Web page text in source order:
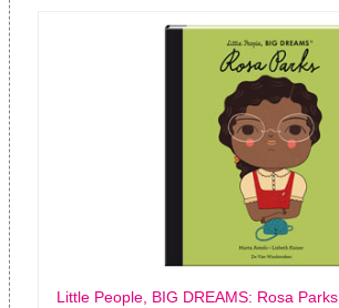
Little People, BIG DREAMS: Rosa Parks